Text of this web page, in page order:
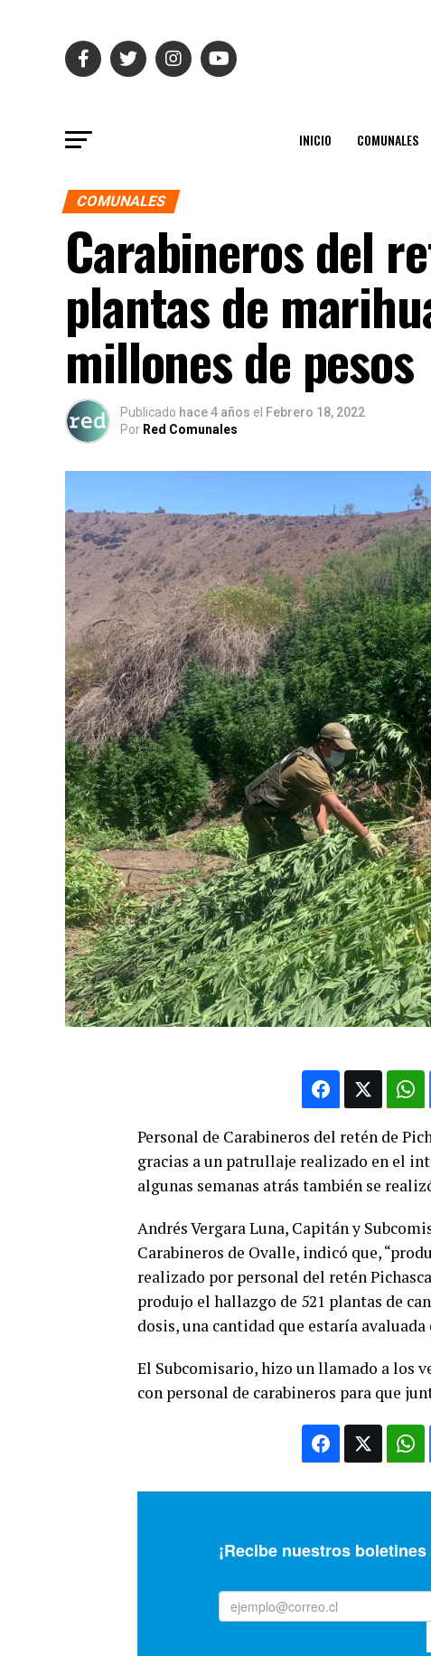
INICIO COMUNALES
COMUNALES
Carabineros del
plantas de
millones de pesos
Publicado hace 4 años el Febrero 18, 2022
Por Red Comunales
Personal de Carabineros del retén de
gracias a un patrullaje realizado en el
algunas semanas atrás también se
Andrés Vergara Luna, Capitán y
Carabineros de Ovalle, indicó que,
realizado por personal del retén
produjo el hallazgo de 521 plantas de
dosis, una cantidad que estaría avaluada
El Subcomisario, hizo un llamado a los
con personal de carabineros para que